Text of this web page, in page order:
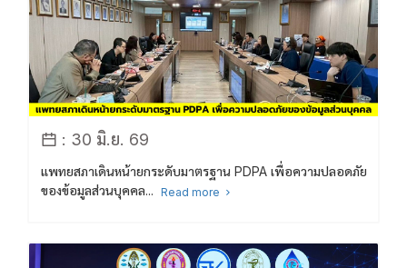
: 30 มิ.ย. 69
แพทยสภาเดินหน้ายกระดับมาตรฐาน PDPA เพื่อความปลอดภัย
ของข้อมูลส่วนบุคคล... Read more